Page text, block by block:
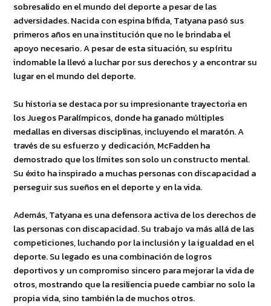
sobresalido en el mundo del deporte a pesar de las
adversidades. Nacida con espina bífida, Tatyana pasó sus
primeros años en una institución que no le brindaba el
apoyo necesario. A pesar de esta situación, su espíritu
indomable la llevó a luchar por sus derechos y a encontrar su
lugar en el mundo del deporte.
Su historia se destaca por su impresionante trayectoria en
los Juegos Paralímpicos, donde ha ganado múltiples
medallas en diversas disciplinas, incluyendo el maratón. A
través de su esfuerzo y dedicación, McFadden ha
demostrado que los límites son solo un constructo mental.
Su éxito ha inspirado a muchas personas con discapacidad a
perseguir sus sueños en el deporte y en la vida.
Además, Tatyana es una defensora activa de los derechos de
las personas con discapacidad. Su trabajo va más allá de las
competiciones, luchando por la inclusión y la igualdad en el
deporte. Su legado es una combinación de logros
deportivos y un compromiso sincero para mejorar la vida de
otros, mostrando que la resiliencia puede cambiar no solo la
propia vida, sino también la de muchos otros.